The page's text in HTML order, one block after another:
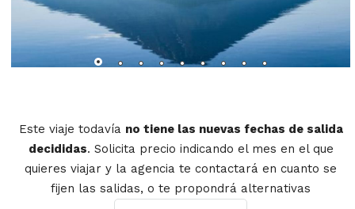
Este viaje todavía no tiene las nuevas fechas de salida
decididas. Solicita precio indicando el mes en el que
quieres viajar y la agencia te contactará en cuanto se
fijen las salidas, o te propondrá alternativas